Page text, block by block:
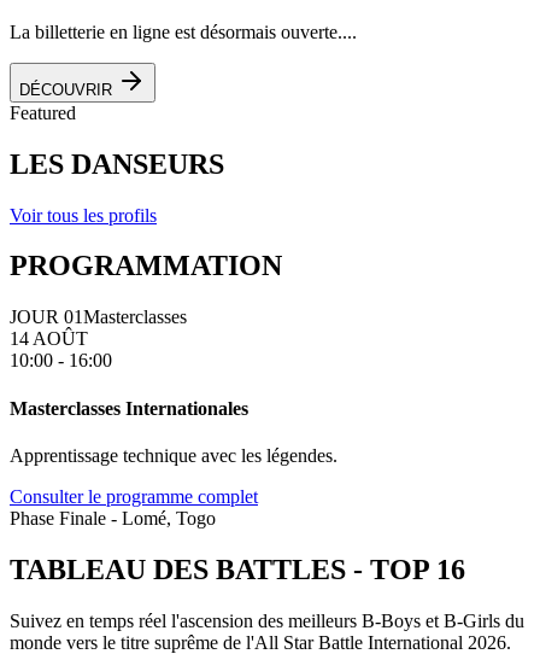
La billetterie en ligne est désormais ouverte....
DÉCOUVRIR
Featured
LES DANSEURS
Voir tous les profils
PROGRAMMATION
JOUR 01Masterclasses
14 AOÛT
10:00 - 16:00
Masterclasses Internationales
Apprentissage technique avec les légendes.
Consulter le programme complet
Phase Finale - Lomé, Togo
TABLEAU DES BATTLES - TOP 16
Suivez en temps réel l'ascension des meilleurs B-Boys et B-Girls du
monde vers le titre suprême de l'All Star Battle International 2026.